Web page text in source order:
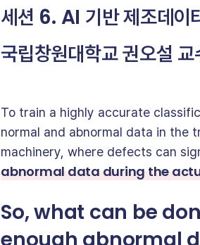
세션 6. AI 기반 제조데이
국립창원대학교 권오설 교
To train a highly accurate
normal and abnormal data in the
machinery, where defects can
abnormal data during the
So, what can be